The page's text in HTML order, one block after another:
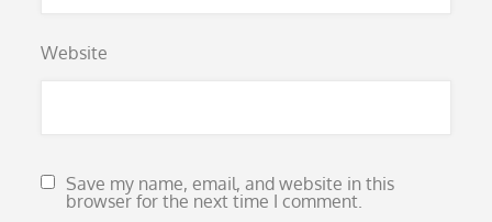
Website
Save my name, email, and website in this
browser for the next time I comment.